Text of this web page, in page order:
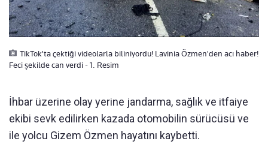
TikTok'ta çektiği videolarla biliniyordu! Lavinia Özmen'den acı haber!
Feci şekilde can verdi - 1. Resim
İhbar üzerine olay yerine jandarma, sağlık ve itfaiye
ekibi sevk edilirken kazada otomobilin sürücüsü ve
ile yolcu Gizem Özmen hayatını kaybetti.